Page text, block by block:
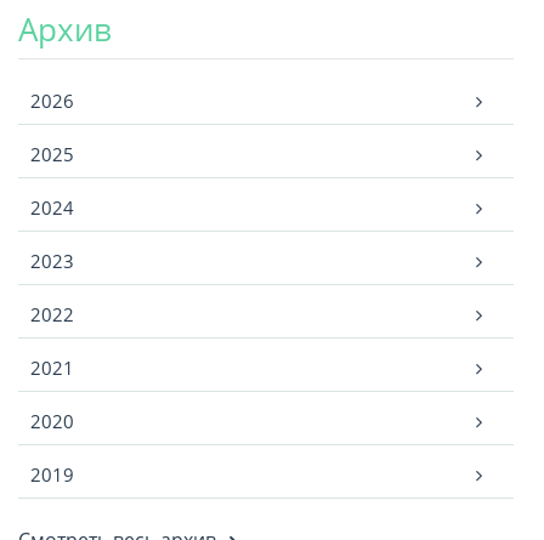
Архив
2026
2025
2024
2023
2022
2021
2020
2019